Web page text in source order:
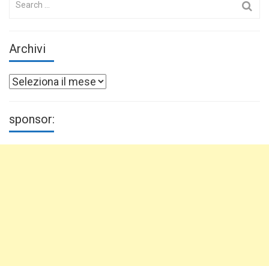
Archivi
Archivi
sponsor: